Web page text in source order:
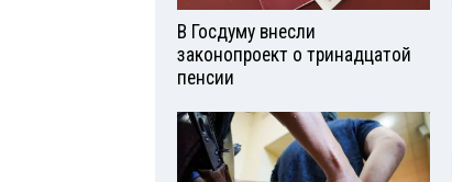
В Госдуму внесли
законопроект о тринадцатой
пенсии